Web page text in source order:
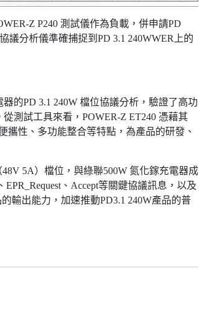
Z P240 測試儀作為負載，併申請PD
議分析儀準確捕捉到PD 3.1 240WWER上的
的PD 3.1 240W 檔位協議分析，驗證了高功
測試工具來看，POWER-Z ET240 憑藉其
攜性、多功能整合等特點，為產品的研發、
5A）檔位，與綠聯500W 氮化鎵充電器成
、Accept等關鍵協議訊息，以及
輸出能力，加速推動PD3.1 240W產品的普